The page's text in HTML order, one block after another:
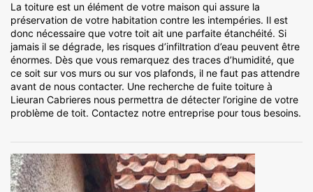
La toiture est un élément de votre maison qui assure la
préservation de votre habitation contre les intempéries. Il est
donc nécessaire que votre toit ait une parfaite étanchéité. Si
jamais il se dégrade, les risques d’infiltration d’eau peuvent être
énormes. Dès que vous remarquez des traces d’humidité, que
ce soit sur vos murs ou sur vos plafonds, il ne faut pas attendre
avant de nous contacter. Une recherche de fuite toiture à
Lieuran Cabrieres nous permettra de détecter l’origine de votre
problème de toit. Contactez notre entreprise pour tous besoins.